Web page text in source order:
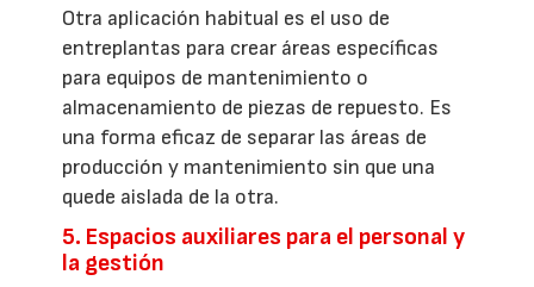
Otra aplicación habitual es el uso de
entreplantas para crear áreas específicas
para equipos de mantenimiento o
almacenamiento de piezas de repuesto. Es
una forma eficaz de separar las áreas de
producción y mantenimiento sin que una
quede aislada de la otra.
5. Espacios auxiliares para el personal y
la gestión